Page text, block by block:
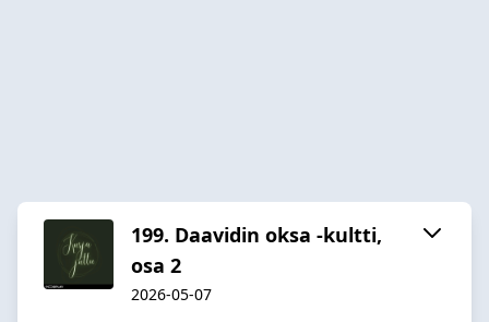
199. Daavidin oksa -kultti,
osa 2
2026-05-07